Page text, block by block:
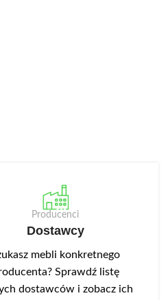
Producenci
Dostawcy
mebli konkretnego
Sprawdź listę
dostawców i zobacz ich